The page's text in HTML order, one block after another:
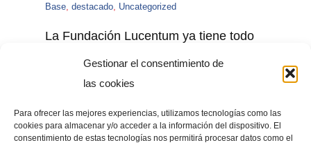
Gestionar el consentimiento de
las cookies
Para ofrecer las mejores experiencias, utilizamos tecnologías como las
cookies para almacenar y/o acceder a la información del dispositivo. El
consentimiento de estas tecnologías nos permitirá procesar datos como el
Base destacado Uncategorized
La Fundación Lucentum ya tiene todo